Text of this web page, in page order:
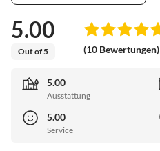
5.00
Out of 5 (10 Bewertungen)
5.00
Ausstattung
5.00
Service